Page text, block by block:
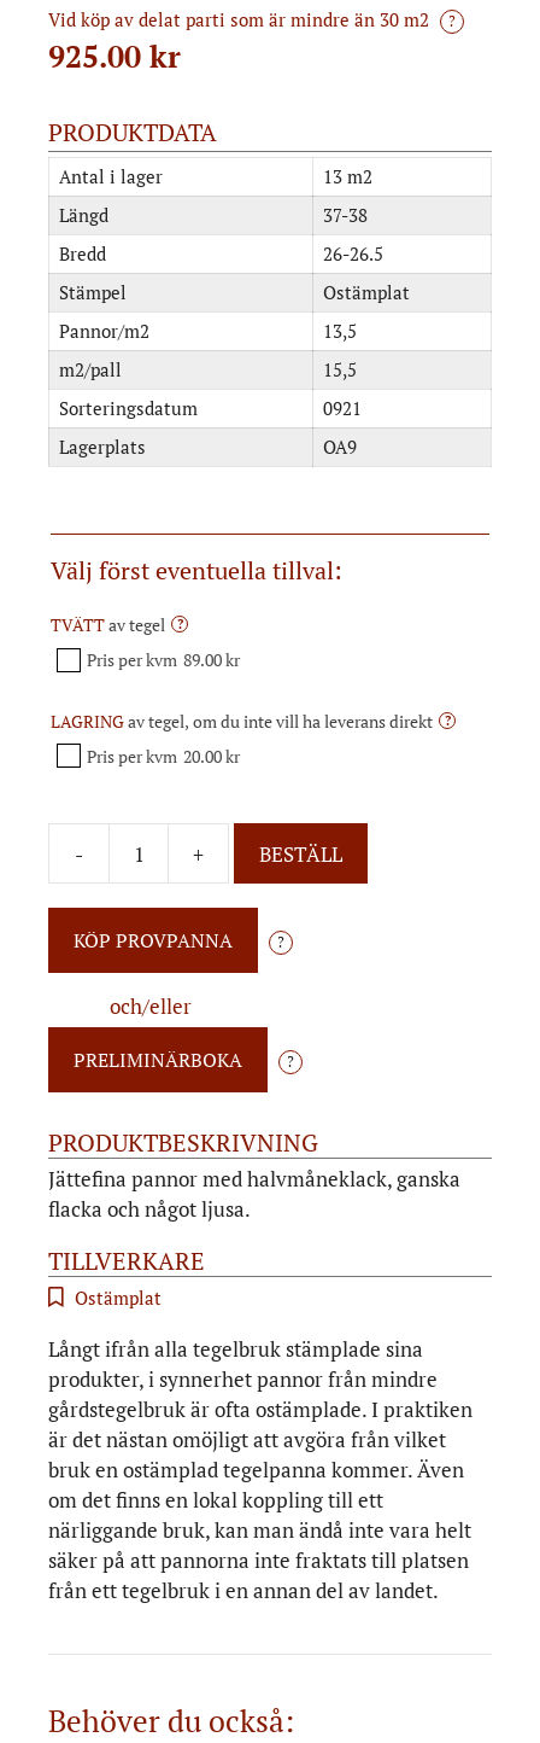
Vid köp av delat parti som är mindre än 30 m2 ?
925.00 kr
PRODUKTDATA
Antal i lager
13 m2
Längd
37-38
Bredd
26-26.5
Stämpel
Ostämplat
Pannor/m2
13,5
m2/pall
15,5
Sorteringsdatum
0921
Lagerplats
OA9
Välj först eventuella tillval:
TVÄTTav tegel ?
Pris per kvm 89.00 kr
LAGRINGav tegel, om du inte vill ha leverans direkt ?
Pris per kvm 20.00 kr
- + BESTÄLL
?
och/eller
?
PRODUKTBESKRIVNING
Jättefina pannor med halvmåneklack, ganska
flacka och något ljusa.
TILLVERKARE
Ostämplat
Långt ifrån alla tegelbruk stämplade sina
produkter, i synnerhet pannor från mindre
gårdstegelbruk är ofta ostämplade. I praktiken
är det nästan omöjligt att avgöra från vilket
bruk en ostämplad tegelpanna kommer. Även
om det finns en lokal koppling till ett
närliggande bruk, kan man ändå inte vara helt
säker på att pannorna inte fraktats till platsen
från ett tegelbruk i en annan del av landet.
Behöver du också: